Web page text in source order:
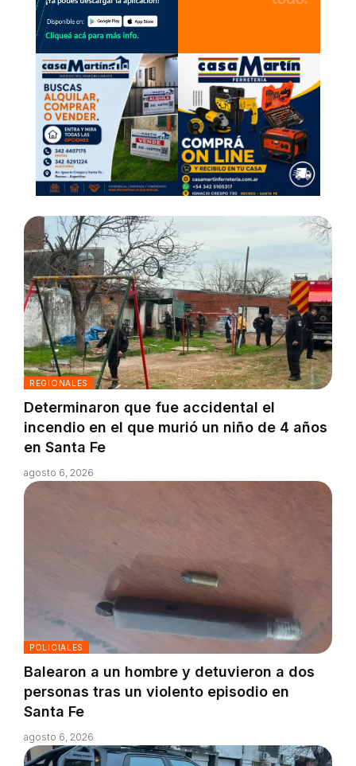
REGIONALES
Determinaron que fue accidental el
incendio en el que murió un niño de 4 años
en Santa Fe
agosto 6, 2026
POLICIALES
Balearon a un hombre y detuvieron a dos
personas tras un violento episodio en
Santa Fe
agosto 6, 2026